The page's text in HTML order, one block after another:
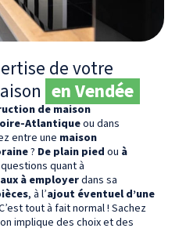
de votre
en Vendée
de maison
Atlantiqueou dans
entre une maison
? De plain piedou à
quant à
à employerdans sa
, à l’ajoutéventuel d’une
tout à fait normal ! Sachez
implique des choix et des